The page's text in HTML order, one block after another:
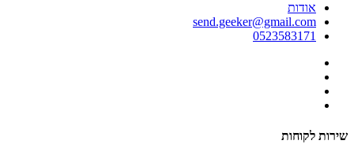
אודות
send.geeker@gmail.com
0523583171
שירות לקוחות